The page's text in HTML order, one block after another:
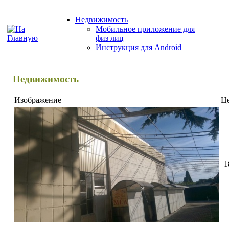
Недвижимость
Мобильное приложение для
физ лиц
Инструкция для Android
Недвижимость
Изображение